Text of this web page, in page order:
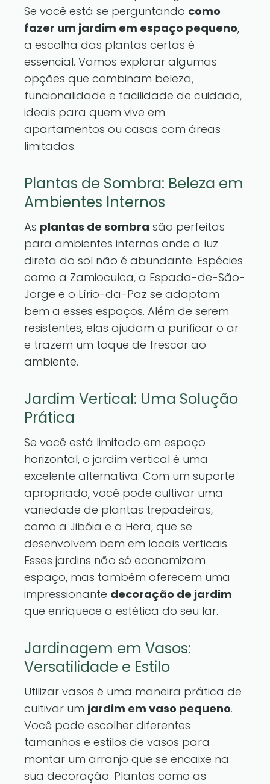
Se você está se perguntando como
fazer um jardim em espaço pequeno,
a escolha das plantas certas é
essencial. Vamos explorar algumas
opções que combinam beleza,
funcionalidade e facilidade de cuidado,
ideais para quem vive em
apartamentos ou casas com áreas
limitadas.
Plantas de Sombra: Beleza em
Ambientes Internos
As plantas de sombra são perfeitas
para ambientes internos onde a luz
direta do sol não é abundante. Espécies
como a Zamioculca, a Espada-de-São-
Jorge e o Lírio-da-Paz se adaptam
bem a esses espaços. Além de serem
resistentes, elas ajudam a purificar o ar
e trazem um toque de frescor ao
ambiente.
Jardim Vertical: Uma Solução
Prática
Se você está limitado em espaço
horizontal, o jardim vertical é uma
excelente alternativa. Com um suporte
apropriado, você pode cultivar uma
variedade de plantas trepadeiras,
como a Jibóia e a Hera, que se
desenvolvem bem em locais verticais.
Esses jardins não só economizam
espaço, mas também oferecem uma
impressionante decoração de jardim
que enriquece a estética do seu lar.
Jardinagem em Vasos:
Versatilidade e Estilo
Utilizar vasos é uma maneira prática de
cultivar um jardim em vaso pequeno.
Você pode escolher diferentes
tamanhos e estilos de vasos para
montar um arranjo que se encaixe na
sua decoração. Plantas como as